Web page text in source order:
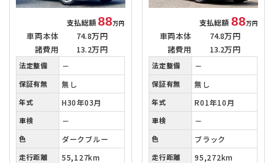
支払総額88万円
車両本体
74.8万円
諸費用
13.2万円
法定整備 －
保証有無 無し
年式 H30年03月
車検 －
色 ダークブルー
走行距離 55,127km
支払総額 88万円
車両本体
74.8万円
諸費用
13.2万円
法定整備 －
保証有無 無し
年式 R01年10月
車検 －
色 ブラック
走行距離 95,272km